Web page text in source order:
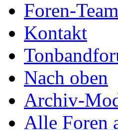
Foren-Team
Kontakt
Nach oben
Archiv-